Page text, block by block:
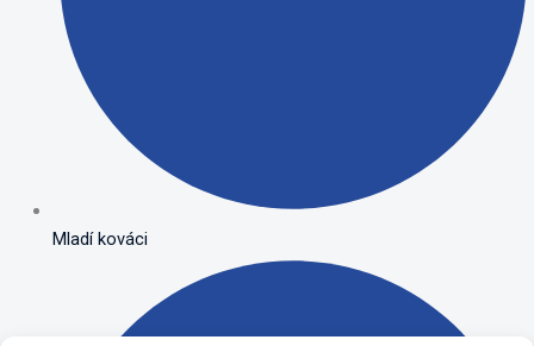
Mladí kováci